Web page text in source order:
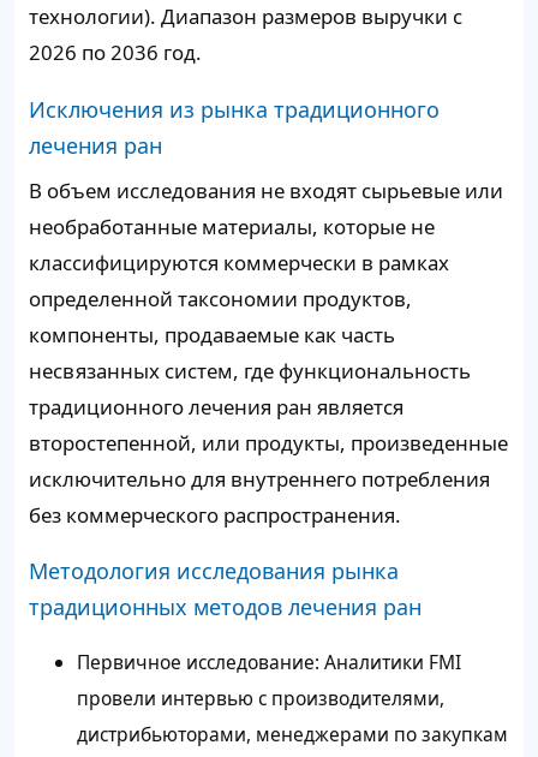
технологии). Диапазон размеров выручки с
2026 по 2036 год.
Исключения из рынка традиционного
лечения ран
В объем исследования не входят сырьевые или
необработанные материалы, которые не
классифицируются коммерчески в рамках
определенной таксономии продуктов,
компоненты, продаваемые как часть
несвязанных систем, где функциональность
традиционного лечения ран является
второстепенной, или продукты, произведенные
исключительно для внутреннего потребления
без коммерческого распространения.
Методология исследования рынка
традиционных методов лечения ран
Первичное исследование: Аналитики FMI
провели интервью с производителями,
дистрибьюторами, менеджерами по закупкам